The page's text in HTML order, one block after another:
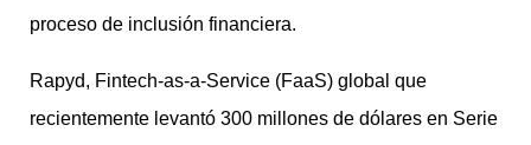
proceso de inclusión financiera.
Rapyd, Fintech-as-a-Service (FaaS) global que
recientemente levantó 300 millones de dólares en Serie